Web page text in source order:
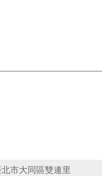
市大同區雙連里